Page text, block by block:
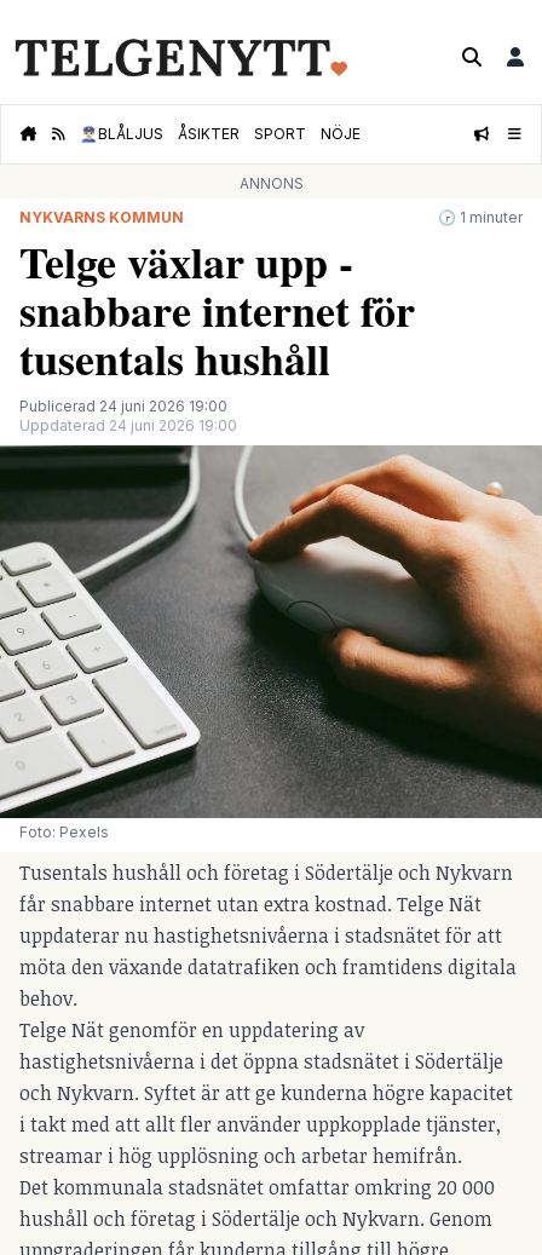
👮🏻‍♂️BLÅLJUS ÅSIKTER SPORT NÖJE
ANNONS
NYKVARNS KOMMUN
🕝 1 minuter
Telge växlar upp -
snabbare internet för
tusentals hushåll
Publicerad 24 juni 2026 19:00
Uppdaterad 24 juni 2026 19:00
Foto: Pexels
Tusentals hushåll och företag i Södertälje och Nykvarn
får snabbare internet utan extra kostnad. Telge Nät
uppdaterar nu hastighetsnivåerna i stadsnätet för att
möta den växande datatrafiken och framtidens digitala
behov.
Telge Nät genomför en uppdatering av
hastighetsnivåerna i det öppna stadsnätet i Södertälje
och Nykvarn. Syftet är att ge kunderna högre kapacitet
i takt med att allt fler använder uppkopplade tjänster,
streamar i hög upplösning och arbetar hemifrån.
Det kommunala stadsnätet omfattar omkring 20 000
hushåll och företag i Södertälje och Nykvarn. Genom